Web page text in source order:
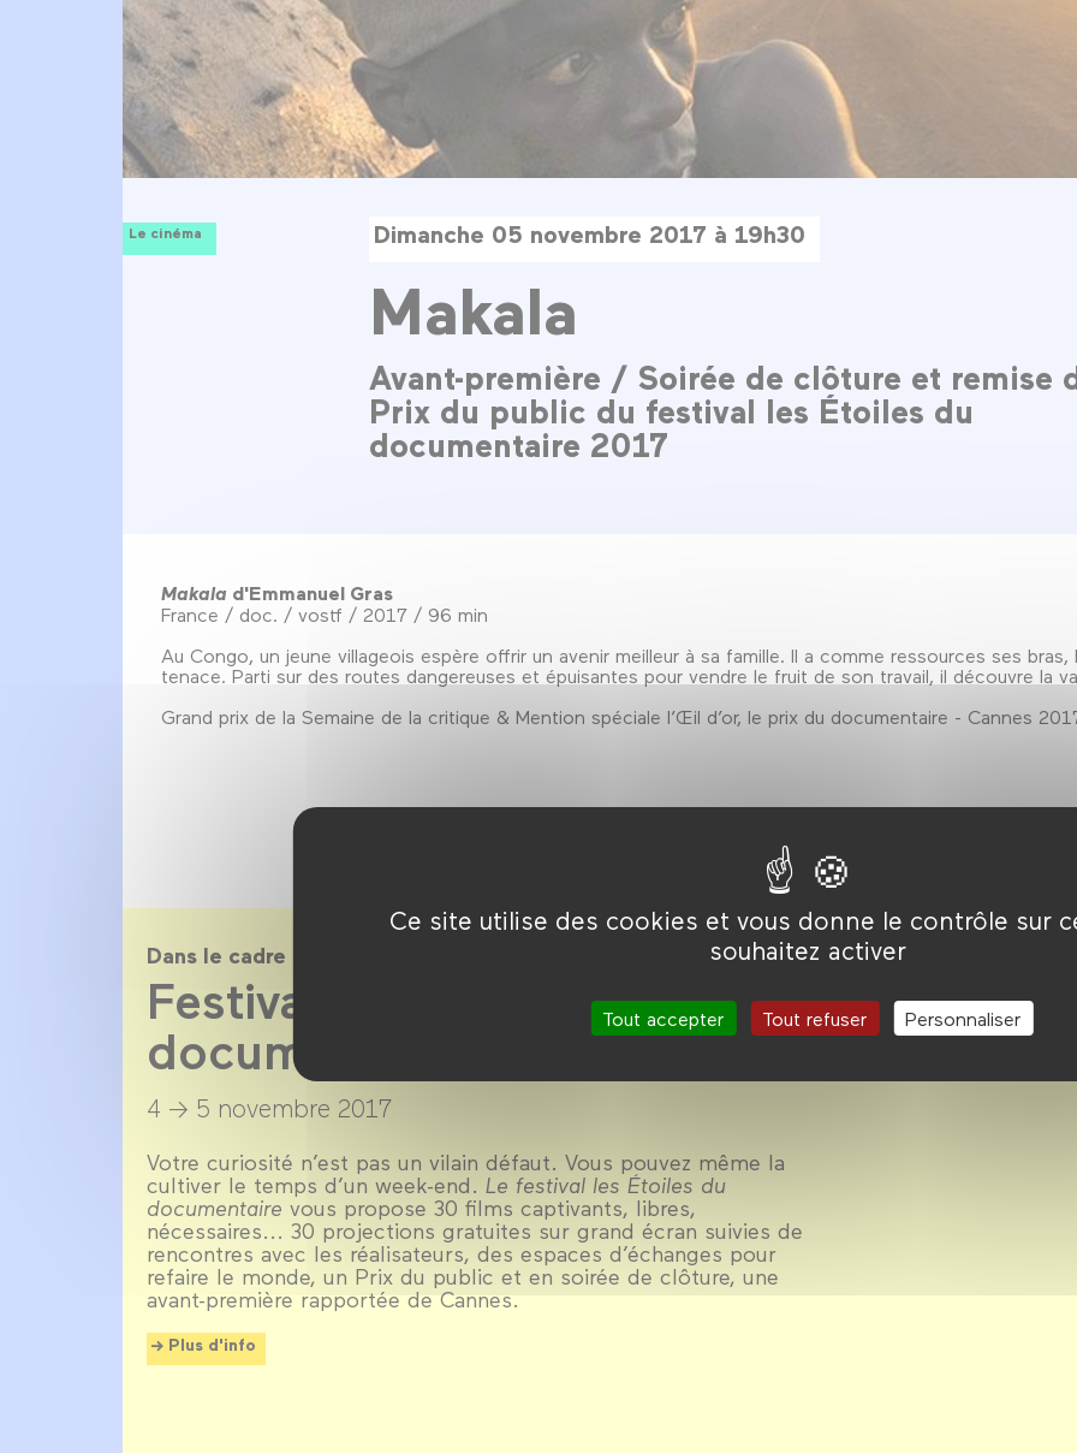
Ce site utilise des cookies et vous donne le contrôle sur
souhaitez activer
Tout accepter Tout refuser Personnaliser
Le cinéma Dimanche 05 novembre 2017 à 19h30
Makala
Avant-première / Soirée de clôture et remise
Prix du public du festival les Étoiles du
documentaire 2017
Makala d'Emmanuel Gras
France / doc. / vostf / 2017 / 96 min
Au Congo, un jeune villageois espère offrir un avenir meilleur à sa famille. Il a comme ressources ses
tenace. Parti sur des routes dangereuses et épuisantes pour vendre le fruit de son travail, il découvre la
Grand prix de la Semaine de la critique & Mention spéciale l’Œil d’or, le prix du documentaire - Cannes
Dans le cadre de
Festival les Étoiles du
documentaire 2017
4 → 5 novembre 2017
Votre curiosité n’est pas un vilain défaut. Vous pouvez même la
cultiver le temps d’un week-end. Le festival les Étoiles du
documentaire vous propose 30 films captivants, libres,
nécessaires... 30 projections gratuites sur grand écran suivies de
rencontres avec les réalisateurs, des espaces d’échanges pour
refaire le monde, un Prix du public et en soirée de clôture, une
avant-première rapportée de Cannes.
Plus d'info